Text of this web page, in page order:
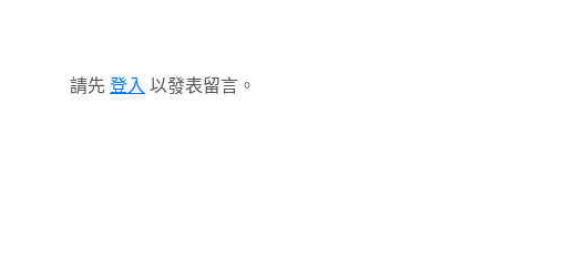
請先 登入 以發表留言。